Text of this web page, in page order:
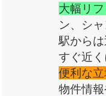
大幅リ
ン、シ
駅から
すぐ近
便利な
物件情